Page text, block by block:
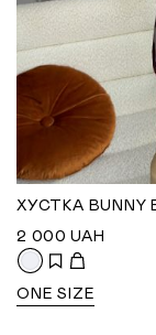
ХУСТКА BUNNY
2 000 UAH
ONE SIZE